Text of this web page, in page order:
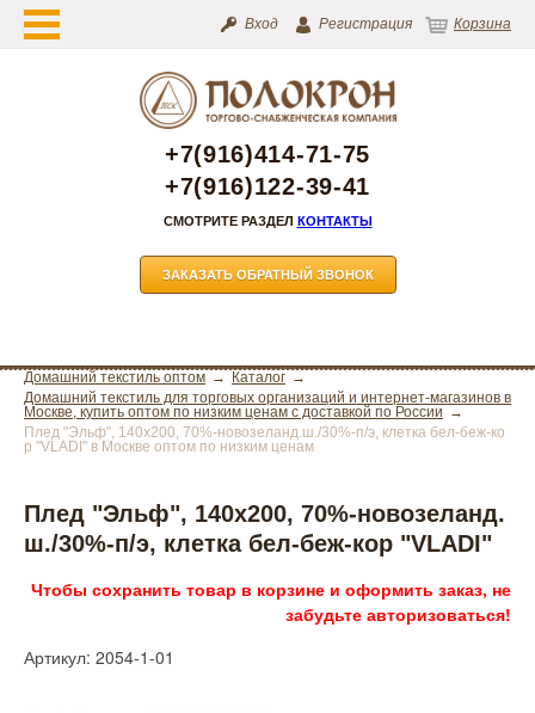
Вход Регистрация Корзина
+7(916)414-71-75
+7(916)122-39-41
СМОТРИТЕ РАЗДЕЛ КОНТАКТЫ
ЗАКАЗАТЬ ОБРАТНЫЙ ЗВОНОК
Домашний текстиль оптом
Каталог
Домашний текстиль для торговых организаций и интернет-магазинов в
Москве, купить оптом по низким ценам с доставкой по России
Плед "Эльф", 140х200, 70%-новозеланд.ш./30%-п/э, клетка бел-беж-ко
р "VLADI" в Москве оптом по низким ценам
Плед "Эльф", 140х200, 70%-новозеланд.
ш./30%-п/э, клетка бел-беж-кор "VLADI"
Чтобы сохранить товар в корзине и оформить заказ, не
забудьте авторизоваться!
Артикул: 2054-1-01